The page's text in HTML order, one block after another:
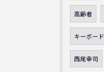
高齢者
キーボード
西尾幸司